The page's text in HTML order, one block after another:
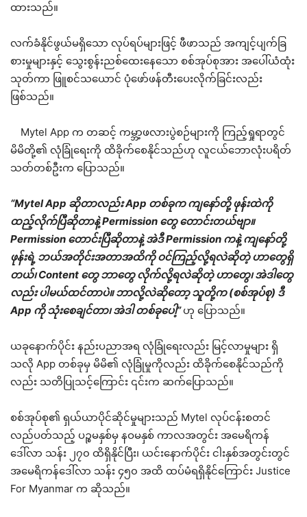
ထားသည်။
လက်ခံနိုင်ဖွယ်မရှိသော လုပ်ရပ်များဖြင့် ဖီဖာသည် အကျင့်ပျက်ခြ
စားမှုများနှင့် သွေးစွန်းညစ်ထေးနေသော စစ်အုပ်စုအား အပေါ်ယံထုံး
သုတ်ကာ ဖြူစင်သယောင် ပုံဖော်ဖန်တီးပေးလိုက်ခြင်းလည်း
ဖြစ်သည်။
Mytel App က တဆင့် ကမ္ဘာ့ဖလားပွဲစဉ်များကို ကြည့်ရှုရာတွင်
မိမိတို့၏ လုံခြုံရေးကို ထိခိုက်စေနိုင်သည်ဟု လူငယ်ဘောလုံးပရိတ်
သတ်တစ်ဦးက ပြောသည်။
“Mytel App ဆိုတာလည်း App တစ်ခုက ကျနော်တို့ ဖုန်းထဲကို
ထည့်လိုက်ပြီဆိုတာနဲ့ Permission တွေ တောင်းတယ်ဗျာ။
Permission တောင်းပြီဆိုတာနဲ့ အဲဒီ Permission ကနဲ့ ကျနော်တို့
ဖုန်းရဲ့ ဘယ်အတိုင်းအတာအထိကို ဝင်ကြည့်လို့ရလဲဆိုတဲ့ ဟာတွေရှိ
တယ်၊ Content တွေ ဘာတွေ လိုက်လို့ရလဲဆိုတဲ့ ဟာတွေ၊ အဲဒါတွေ
လည်း ပါမယ်ထင်တာပဲ။ ဘာလို့လဲဆိုတော့ သူတို့က (စစ်အုပ်စု) ဒီ
App ကို သုံးစေချင်တာ၊ အဲဒါ တစ်ခုပေါ့”ဟု ပြောသည်။
ယခုနောက်ပိုင်း နည်းပညာအရ လုံခြုံရေးလည်း မြင့်လာမှုများ ရှိ
သလို App တစ်ခုမှ မိမိ၏ လုံခြုံမှုကိုလည်း ထိခိုက်စေနိုင်သည်ကို
လည်း သတိပြုသင့်ကြောင်း ၎င်းက ဆက်ပြောသည်။
စစ်အုပ်စု၏ ရှယ်ယာပိုင်ဆိုင်မှုများသည် Mytel လုပ်ငန်းစတင်
လည်ပတ်သည့် ပဉ္စမနှစ်မှ နဝမနှစ် ကာလအတွင်း အမေရိကန်
ဒေါ်လာ သန်း ၂၇၀ ထိရှိနိုင်ပြီး၊ ယင်းနောက်ပိုင်း ငါးနှစ်အတွင်းတွင်
အမေရိကန်ဒေါ်လာ သန်း ၄၅၀ အထိ ထပ်မံရရှိနိုင်ကြောင်း Justice
For Myanmar က ဆိုသည်။